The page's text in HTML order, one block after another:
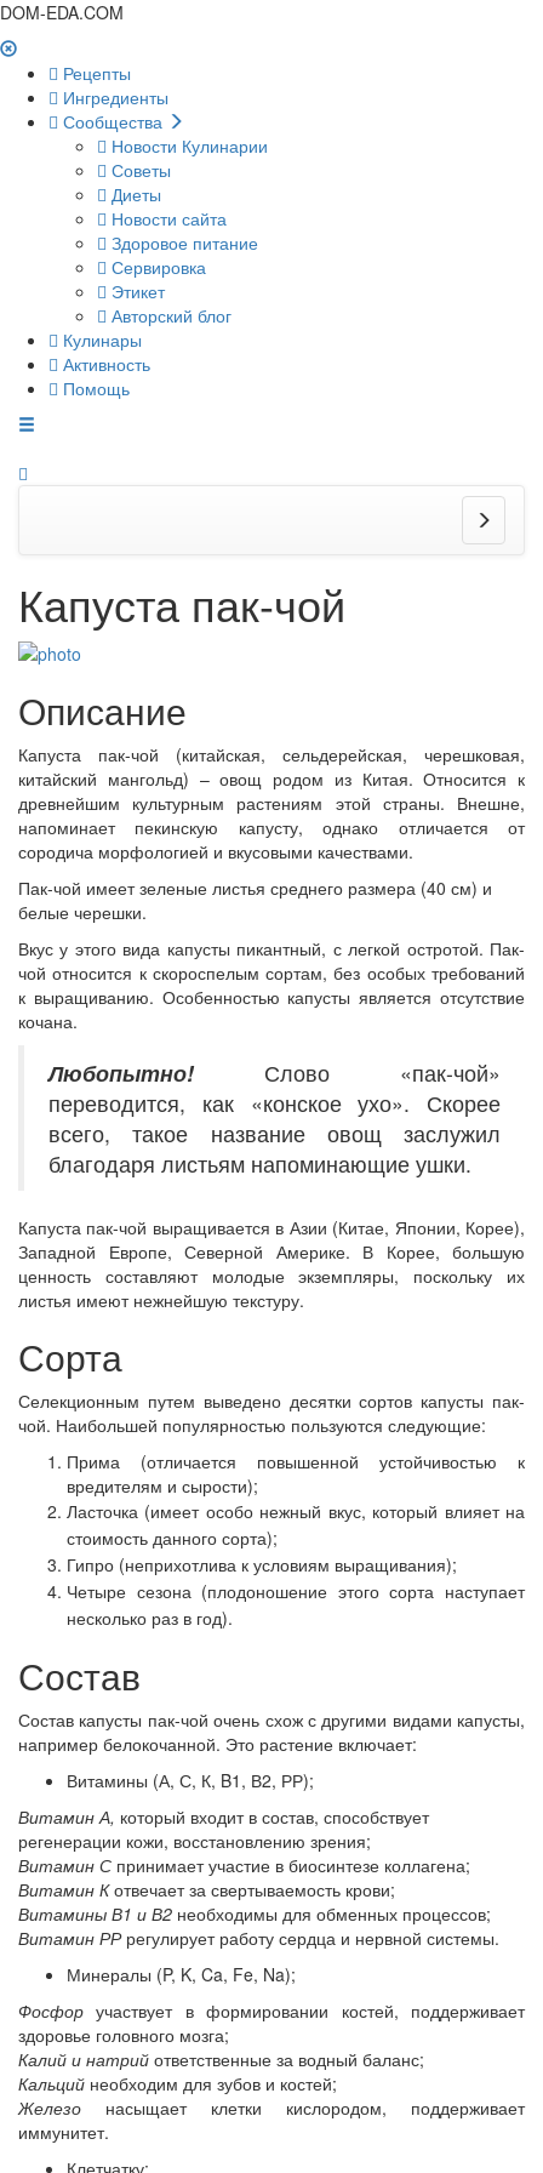
DOM-EDA.COM
Рецепты
Ингредиенты
Сообщества
Новости Кулинарии
Советы
Диеты
Новости сайта
Здоровое питание
Сервировка
Этикет
Авторский блог
Кулинары
Активность
Помощь
Капуста пак-чой
Описание
Капуста пак-чой (китайская, сельдерейская, черешковая,
китайский мангольд) – овощ родом из Китая. Относится к
древнейшим культурным растениям этой страны. Внешне,
напоминает пекинскую капусту, однако отличается от
сородича морфологией и вкусовыми качествами.
Пак-чой имеет зеленые листья среднего размера (40 см) и
белые черешки.
Вкус у этого вида капусты пикантный, с легкой остротой. Пак-
чой относится к скороспелым сортам, без особых требований
к выращиванию. Особенностью капусты является отсутствие
кочана.
Любопытно!Слово «пак-чой»
переводится, как «конское ухо». Скорее
всего, такое название овощ заслужил
благодаря листьям напоминающие ушки.
Капуста пак-чой выращивается в Азии (Китае, Японии, Корее),
Западной Европе, Северной Америке. В Корее, большую
ценность составляют молодые экземпляры, поскольку их
листья имеют нежнейшую текстуру.
Сорта
Селекционным путем выведено десятки сортов капусты пак-
чой. Наибольшей популярностью пользуются следующие:
Прима (отличается повышенной устойчивостью к
вредителям и сырости);
Ласточка (имеет особо нежный вкус, который влияет на
стоимость данного сорта);
Гипро (неприхотлива к условиям выращивания);
Четыре сезона (плодоношение этого сорта наступает
несколько раз в год).
Состав
Состав капусты пак-чой очень схож с другими видами капусты,
например белокочанной. Это растение включает:
Витамины (А, С, К, B1, В2, РР);
Витамин А, который входит в состав, способствует
регенерации кожи, восстановлению зрения;
Витамин С принимает участие в биосинтезе коллагена;
Витамин Котвечает за свертываемость крови;
Витамины В1 и В2 необходимы для обменных процессов;
Витамин РР регулирует работу сердца и нервной системы.
Минералы (P, K, Ca, Fe, Na);
Фосфор участвует в формировании костей, поддерживает
здоровье головного мозга;
Калий и натрий ответственные за водный баланс;
Кальций необходим для зубов и костей;
Железо насыщает клетки кислородом, поддерживает
иммунитет.